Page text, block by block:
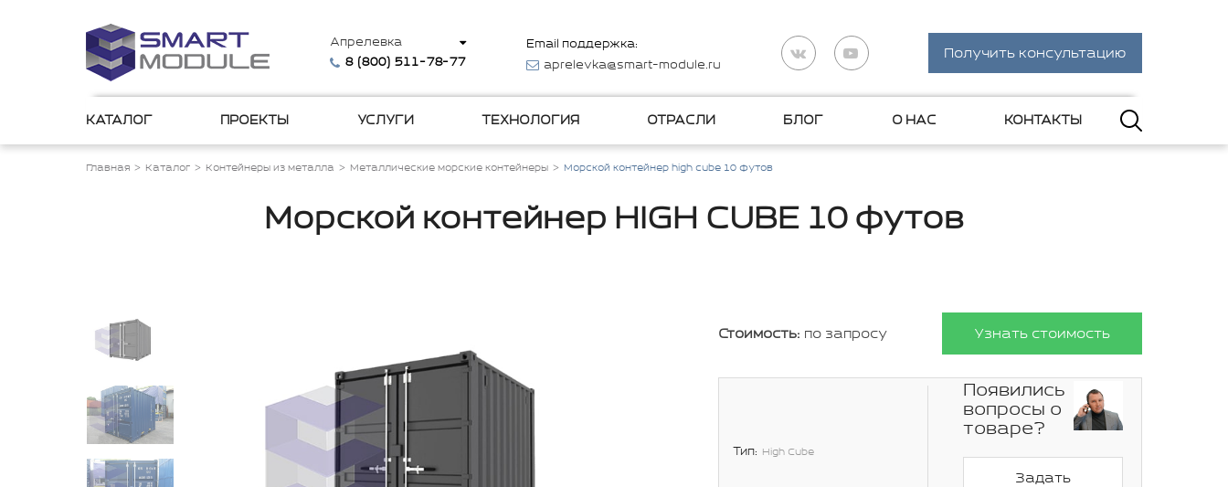
Апрелевка
8 (800) 511-78-77
Email поддержка:
aprelevka@smart-module.ru
Получить консультацию
КАТАЛОГ ПРОЕКТЫ УСЛУГИ ТЕХНОЛОГИЯ ОТРАСЛИ БЛОГ О НАС КОНТАКТЫ
Главная Каталог Контейнеры из металла Металлические морские контейнеры Морской контейнер high cube 10 футов
Морской контейнер HIGH CUBE 10 футов
Стоимость: по запросу Узнать стоимость
Тип: High Cube
Появились
вопросы о
товаре?
Задать